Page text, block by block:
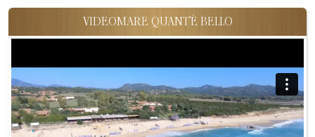
VIDEOMARE QUANT'È BELLO